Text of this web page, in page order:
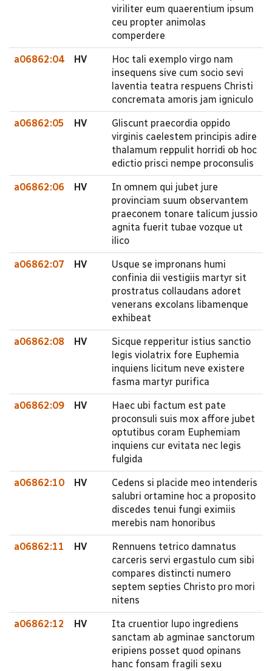
viriliter eum quaerentium ipsum
ceu propter animolas
comperdere
a06862:04 HV
Hoc tali exemplo virgo nam
insequens sive cum socio sevi
laventia teatra respuens Christi
concremata amoris jam igniculo
a06862:05 HV
Gliscunt praecordia oppido
virginis caelestem principis adire
thalamum reppulit horridi ob hoc
edictio prisci nempe proconsulis
a06862:06 HV
In omnem qui jubet jure
provinciam suum observantem
praeconem tonare talicum jussio
agnita fuerit tubae vozque ut
ilico
a06862:07 HV
Usque se impronans humi
confinia dii vestigiis martyr sit
prostratus collaudans adoret
venerans excolans libamenque
exhibeat
a06862:08 HV
Sicque repperitur istius sanctio
legis violatrix fore Euphemia
inquiens licitum neve existere
fasma martyr purifica
a06862:09 HV
Haec ubi factum est pate
proconsuli suis mox affore jubet
optutibus coram Euphemiam
inquiens cur evitata nec legis
fulgida
a06862:10 HV
Cedens si placide meo intenderis
salubri ortamine hoc a proposito
discedes tenui fungi eximiis
merebis nam honoribus
a06862:11 HV
Rennuens tetrico damnatus
carceris servi ergastulo cum sibi
compares distincti numero
septem septies Christo pro mori
nitens
a06862:12 HV
Ita cruentior lupo ingrediens
sanctam ab agminae sanctorum
eripiens posset quod opinans
hanc fonsam fragili sexu